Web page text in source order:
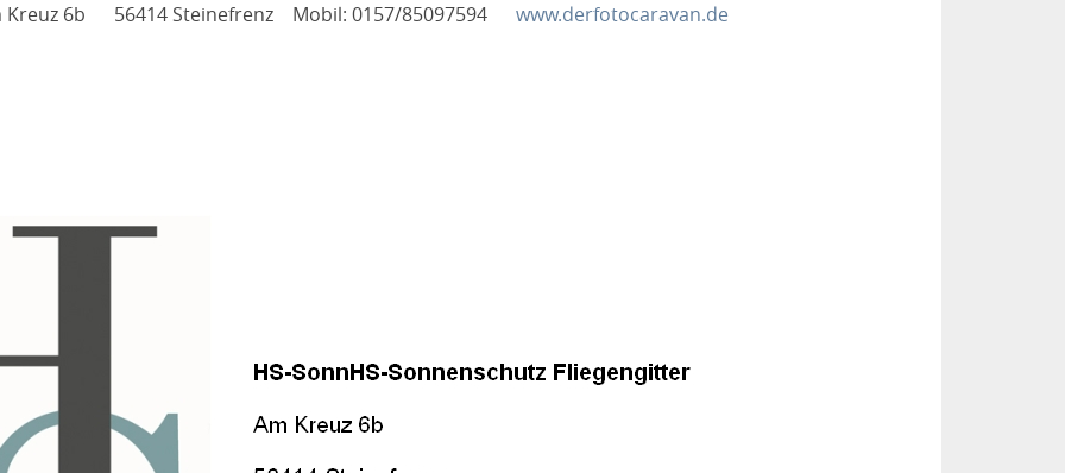
6b 56414 Steinefrenz Mobil: 0157/85097594 www.derfotocaravan.de